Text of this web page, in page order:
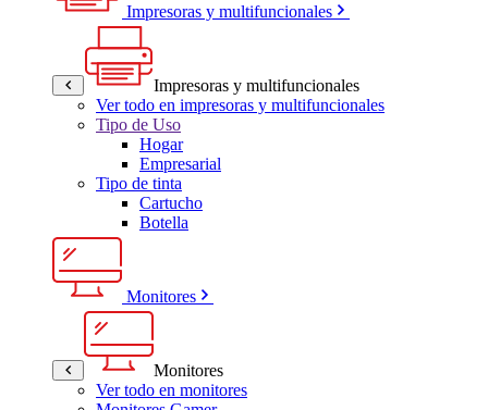
Impresoras y multifuncionales
Impresoras y multifuncionales
Ver todo en impresoras y multifuncionales
Tipo de Uso
Hogar
Empresarial
Tipo de tinta
Cartucho
Botella
Monitores
Monitores
Ver todo en monitores